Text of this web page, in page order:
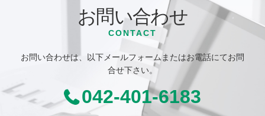
お問い合わせ
CONTACT
お問い合わせは、以下メールフォームまたはお電話にてお問
合せ下さい。
042-401-6183